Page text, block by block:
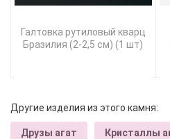
Галтовка рутиловый кварц
Бразилия (2-2,5 см) (1 шт)
Другие изделия из этого камня:
Друзы агат Кристаллы